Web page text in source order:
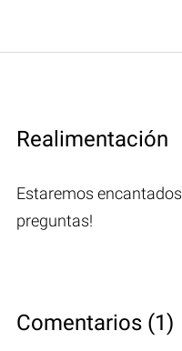
Realimentación
Estaremos
preguntas!
Comentarios (1)